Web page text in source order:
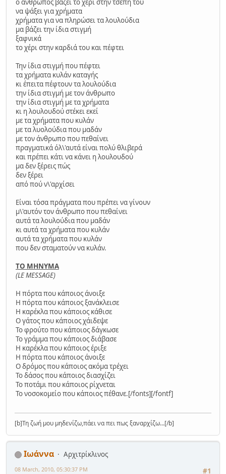
ο άνθρωπος βάζει το χέρι στην τσέπη του
να ψάξει για χρήματα
χρήματα για να πληρώσει τα λουλούδια
μα βάζει την ίδια στιγμή
ξαφνικά
το χέρι στην καρδιά του και πέφτει
Την ίδια στιγμή που πέφτει
τα χρήματα κυλάν καταγής
κι έπειτα πέφτουν τα λουλούδια
την ίδια στιγμή με τον άνθρωπο
την ίδια στιγμή με τα χρήματα
κι η λουλουδού στέκει εκεί
με τα χρήματα που κυλάν
με τα λυολούδια που μαδάν
με τον άνθρωπο που πεθαίνει
πραγματικά όλ\'αυτά είναι πολύ θλιβερά
και πρέπει κάτι να κάνει η λουλουδού
μα δεν ξέρεις πώς
δεν ξέρει
από πού ν\'αρχίσει
Είναι τόσα πράγματα που πρέπει να γίνουν
μ\'αυτόν τον άνθρωπο που πεθαίνει
αυτά τα λουλούδια που μαδάν
κι αυτά τα χρήματα που κυλάν
αυτά τα χρήματα που κυλάν
που δεν σταματούν να κυλάν.
ΤΟ ΜΗΝΥΜΑ
(LE MESSAGE)
Η πόρτα που κάποιος άνοιξε
Η πόρτα που κάποιος ξανάκλεισε
Η καρέκλα που κάποιος κάθισε
Ο γάτος που κάποιος χάιδεψε
Το φρούτο που κάποιος δάγκωσε
Το γράμμα που κάποιος διάβασε
Η καρέκλα που κάποιος έριξε
Η πόρτα που κάποιος άνοιξε
Ο δρόμος που κάποιος ακόμα τρέχει
Το δάσος που κάποιος διασχίζει
Το ποτάμι που κάποιος ρίχνεται
Το νοσοκομείο που κάποιος πέθανε.[/fonts][/fontf]
[b]Τη ζωή μου μηδενίζω,πάει να πει πως ξαναρχίζω...[/b]
Ιωάννα
Αρχιτρίκλινος
#1
08 March, 2010, 05:30:37 PM